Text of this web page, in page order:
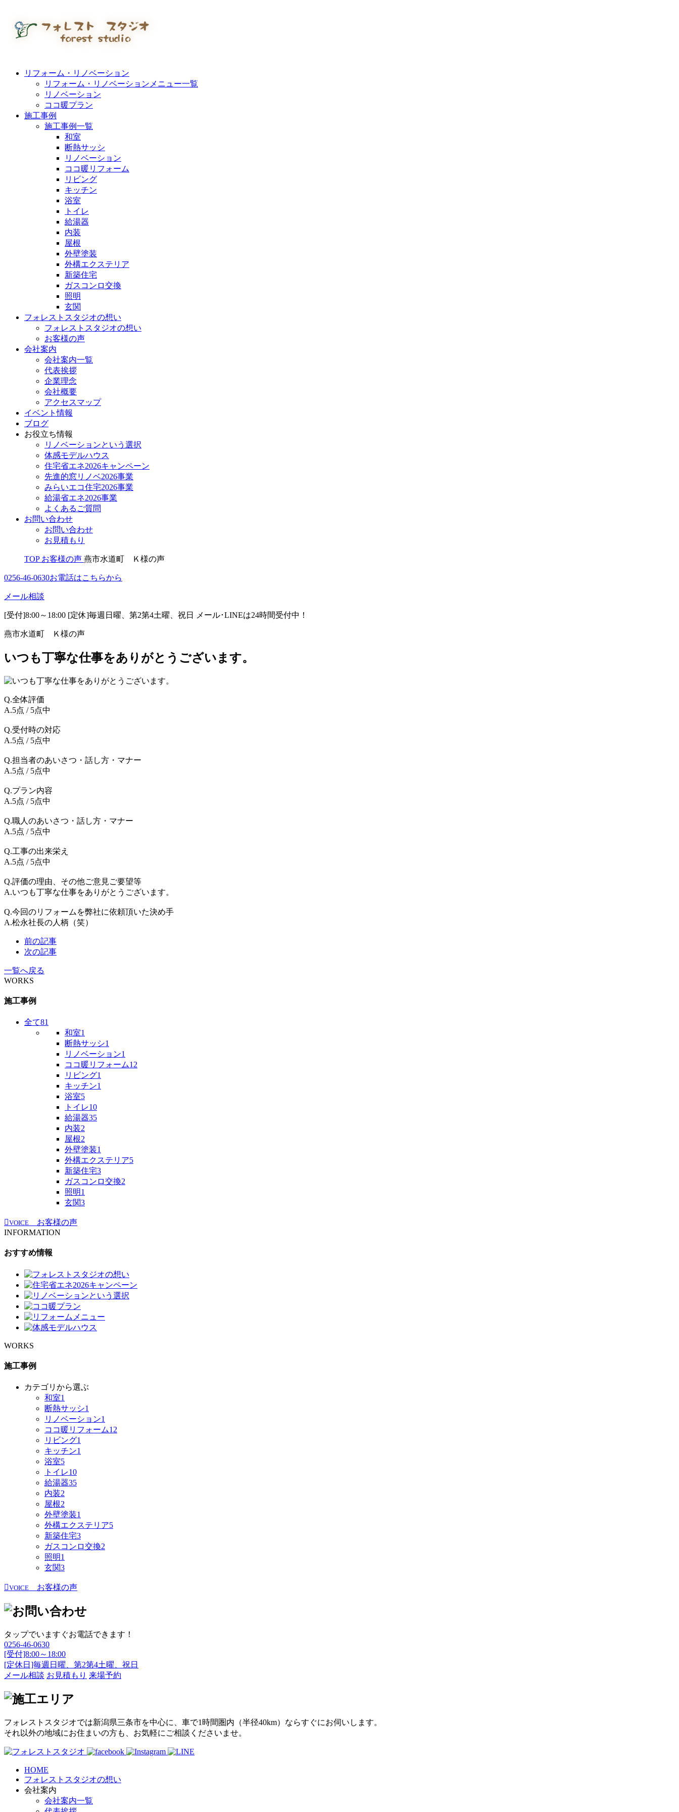
リフォーム・リノベーション
リフォーム・リノベーションメニュー一覧
リノベーション
ココ暖プラン
施工事例
施工事例一覧
和室
断熱サッシ
リノベーション
ココ暖リフォーム
リビング
キッチン
浴室
トイレ
給湯器
内装
屋根
外壁塗装
外構エクステリア
新築住宅
ガスコンロ交換
照明
玄関
フォレストスタジオの想い
フォレストスタジオの想い
お客様の声
会社案内
会社案内一覧
代表挨拶
企業理念
会社概要
アクセスマップ
イベント情報
ブログ
お役立ち情報
リノベーションという選択
体感モデルハウス
住宅省エネ2026キャンペーン
先進的窓リノベ2026事業
みらいエコ住宅2026事業
給湯省エネ2026事業
よくあるご質問
お問い合わせ
お問い合わせ
お見積もり
TOP お客様の声 燕市水道町 Ｋ様の声
0256-46-0630お電話はこちらから
メール相談
[受付]8:00～18:00 [定休]毎週日曜、第2第4土曜、祝日 メール･LINEは24時間受付中！
燕市水道町 Ｋ様の声
いつも丁寧な仕事をありがとうございます。
Q.全体評価
A.5点 / 5点中
Q.受付時の対応
A.5点 / 5点中
Q.担当者のあいさつ・話し方・マナー
A.5点 / 5点中
Q.プラン内容
A.5点 / 5点中
Q.職人のあいさつ・話し方・マナー
A.5点 / 5点中
Q.工事の出来栄え
A.5点 / 5点中
Q.評価の理由、その他ご意見ご要望等
A.いつも丁寧な仕事をありがとうございます。
Q.今回のリフォームを弊社に依頼頂いた決め手
A.松永社長の人柄（笑）
前の記事
次の記事
一覧へ戻る
WORKS
施工事例
全て81
和室1
断熱サッシ1
リノベーション1
ココ暖リフォーム12
リビング1
キッチン1
浴室5
トイレ10
給湯器35
内装2
屋根2
外壁塗装1
外構エクステリア5
新築住宅3
ガスコンロ交換2
照明1
玄関3
VOICE
お客様の声
INFORMATION
おすすめ情報
WORKS
施工事例
カテゴリから選ぶ
和室1
断熱サッシ1
リノベーション1
ココ暖リフォーム12
リビング1
キッチン1
浴室5
トイレ10
給湯器35
内装2
屋根2
外壁塗装1
外構エクステリア5
新築住宅3
ガスコンロ交換2
照明1
玄関3
VOICE お客様の声
タップでいますぐお電話できます！
0256-46-0630
[受付]8:00～18:00
[定休日]毎週日曜、第2第4土曜、祝日
メール相談 お見積もり 来場予約
フォレストスタジオでは新潟県三条市を中心に、車で1時間圏内（半径40km）ならすぐにお伺いします。
それ以外の地域にお住まいの方も、お気軽にご相談くださいませ。
HOME
フォレストスタジオの想い
会社案内
会社案内一覧